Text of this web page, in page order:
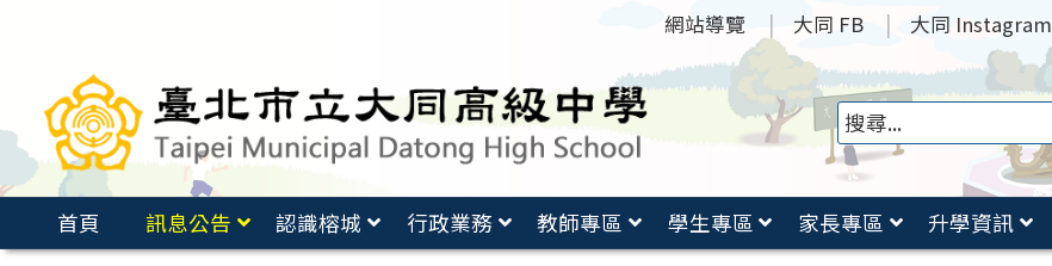
要
容
網站導覽 大同 FB 大同 Instagram
首頁 訊息公告 認識榕城 行政業務 教師專區 學生專區 家長專區 升學資訊